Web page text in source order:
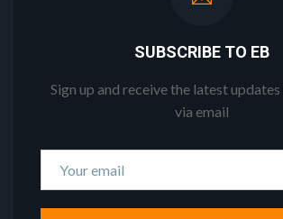
SUBSCRIBE TO EB
Sign up and receive the latest
via email